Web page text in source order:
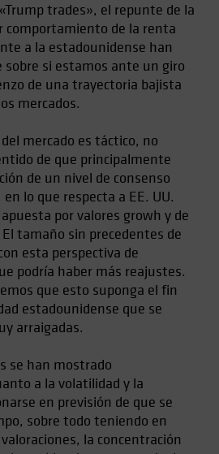
민국
Citizens)
NRC)
trades», el repunte de la
comportamiento de la renta
a la estadounidense han
si estamos ante un giro
de una trayectoria bajista
mercados.
mercado es táctico, no
de que principalmente
de un nivel de consenso
lo que respecta a EE. UU.
por valores growh y de
tamaño sin precedentes de
esta perspectiva de
podría haber más reajustes.
que esto suponga el fin
estadounidense que se
arraigadas.
se han mostrado
a la volatilidad y la
en previsión de que se
sobre todo teniendo en
la concentración